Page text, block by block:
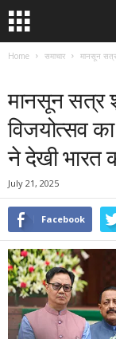
Home समाचार मानसून
मानसून सत्र
विजयोत्सव
ने देखी भारत
July 21, 2025
Facebook